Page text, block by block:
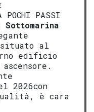
POCHI PASSI
Sottomarina
situato al
edificio
2026con
è cara